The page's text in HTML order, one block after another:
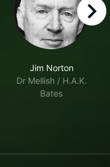
Jim Norton
Dr Mellish / H.A.K.
Bates
right